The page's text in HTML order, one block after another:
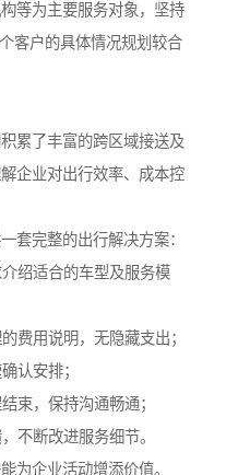
等为主要服务对象，坚持
客户的具体情况规划较合
累了丰富的跨区域接送及
企业对出行效率、成本控
套完整的出行解决方案：
绍适合的车型及服务模
费用说明，无隐藏支出；
认安排；
束，保持沟通畅通；
不断改进服务细节。
为企业活动增添价值。